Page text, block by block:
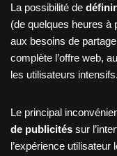
La possibilité de
(de quelques heures à
aux besoins de
complète l’offre web,
les utilisateurs intensifs.
Le principal
de publicités sur
l’expérience